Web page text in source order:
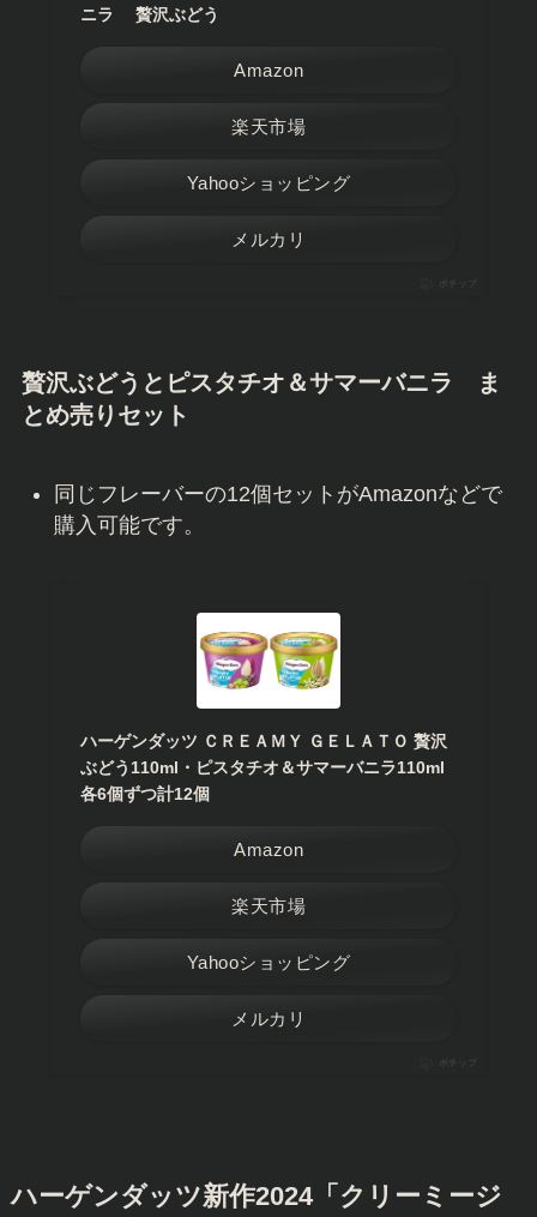
ニラ 贅沢ぶどう
Amazon
楽天市場
Yahooショッピング
メルカリ
ポチップ
贅沢ぶどうとピスタチオ＆サマーバニラ
ま
とめ売りセット
同じフレーバーの12個セットがAmazonなどで
購入可能です。
ハーゲンダッツ ＣＲＥＡＭＹ ＧＥＬＡＴＯ 贅沢
ぶどう110ml・ピスタチオ＆サマーバニラ110ml
各6個ずつ計12個
Amazon
楽天市場
Yahooショッピング
メルカリ
ポチップ
ハーゲンダッツ新作2024「クリーミージ